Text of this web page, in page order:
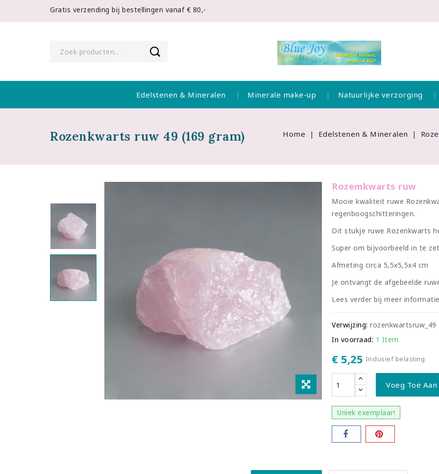
Gratis verzending bij bestellingen vanaf € 80,-
Edelstenen & Mineralen Minerale make-up Natuurlijke verzorging
Rozenkwarts ruw 49 (169 gram) Home Edelstenen & Mineralen
Rozemkwarts ruw
Mooie kwaliteit ruwe
regenboogschitteringen.
Dit stukje ruwe Rozenkwarts
Super om bijvoorbeeld in te
Afmeting circa 5,5x5,5x4 cm
Je ontvangt de afgebeelde
Lees verder bij meer
Verwijzing: rozenkwartsruw_49
In voorraad: 1 Item
€ 5,25 Inclusief belasting
Voeg Toe
Uniek exemplaar!